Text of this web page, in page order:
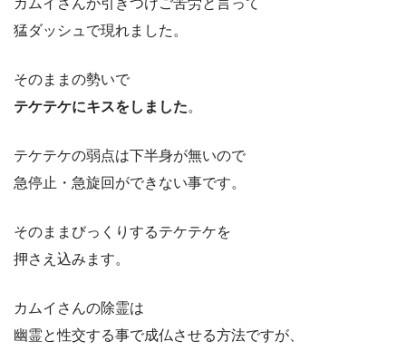
カムイさんが引きつけご苦労と言って
猛ダッシュで現れました。
そのままの勢いで
テケテケにキスをしました。
テケテケの弱点は下半身が無いので
急停止・急旋回ができない事です。
そのままびっくりするテケテケを
押さえ込みます。
カムイさんの除霊は
幽霊と性交する事で成仏させる方法ですが、